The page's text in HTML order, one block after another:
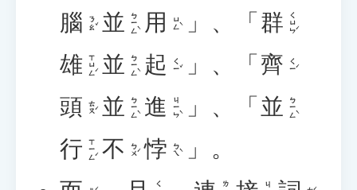
腦 ㄋㄠˇ 並 ㄅㄧㄥˋ 用 ㄩㄥˋ 」、「 群 ㄑㄩㄣˊ
雄 ㄒㄩㄥˊ 並 ㄅㄧㄥˋ 起 ㄑㄧˇ 」、「 齊 ㄑㄧˊ
頭 ㄊㄡˊ 並 ㄅㄧㄥˋ 進 ㄐㄧㄣˋ 」、「 並 ㄅㄧㄥˋ
行 ㄒㄧㄥˊ 不 ㄅㄨˊ 悖 ㄅㄟˋ
」。